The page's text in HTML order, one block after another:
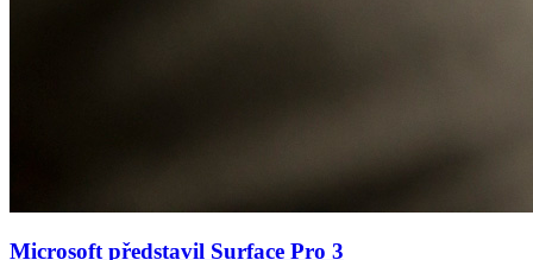
Microsoft představil Surface Pro 3